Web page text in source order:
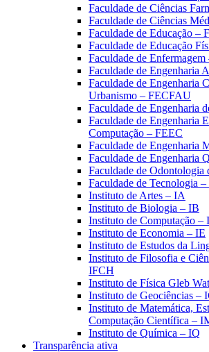
Faculdade de Ciências
Faculdade de Ciências
Faculdade de Educação –
Faculdade de Educação
Faculdade de
Faculdade de Engenharia
Faculdade de Engenharia
Urbanismo – FECFAU
Faculdade de Engenharia
Faculdade de Engenharia
Computação – FEEC
Faculdade de Engenharia
Faculdade de Engenharia
Faculdade de Odontologia
Faculdade de Tecnologia
Instituto de Artes – IA
Instituto de Biologia – IB
Instituto de Computação –
Instituto de Economia – IE
Instituto de Estudos da
Instituto de Filosofia e
IFCH
Instituto de Física Gleb
Instituto de Geociências –
Instituto de Matemática,
Computação Científica –
Instituto de Química – IQ
Transparência ativa